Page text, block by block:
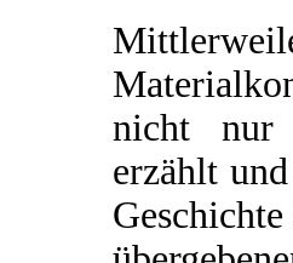
nicht nur
erzählt